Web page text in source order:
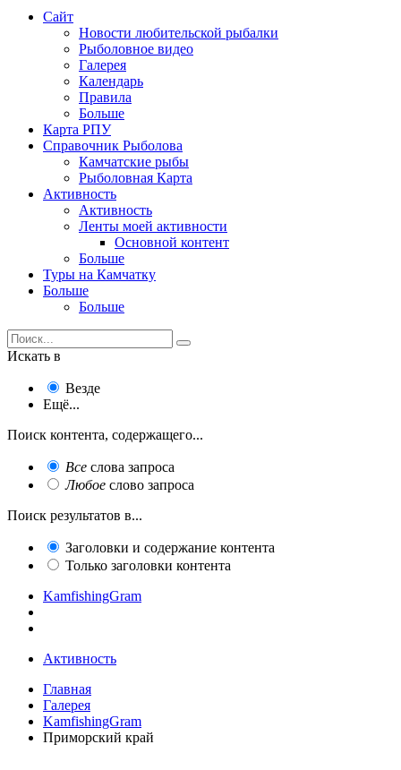
Сайт
Новости любительской рыбалки
Рыболовное видео
Галерея
Календарь
Правила
Больше
Карта РПУ
Справочник Рыболова
Камчатские рыбы
Рыболовная Карта
Активность
Активность
Ленты моей активности
Основной контент
Больше
Туры на Камчатку
Больше
Больше
Искать в
Везде
Ещё...
Поиск контента, содержащего...
Все слова запроса
Любое слово запроса
Поиск результатов в...
Заголовки и содержание контента
Только заголовки контента
KamfishingGram
Активность
Главная
Галерея
KamfishingGram
Приморский край